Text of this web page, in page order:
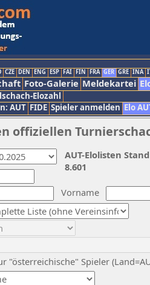
CZE DEN ENG ESP FAI FIN FRA GER GRE INA
Foto-Galerie Meldekartei
Elozahl
AUT FIDE Spieler anmelden Elo
offiziellen
Vorname
"österreichische" Spieler
AUT-Elolisten
8.601